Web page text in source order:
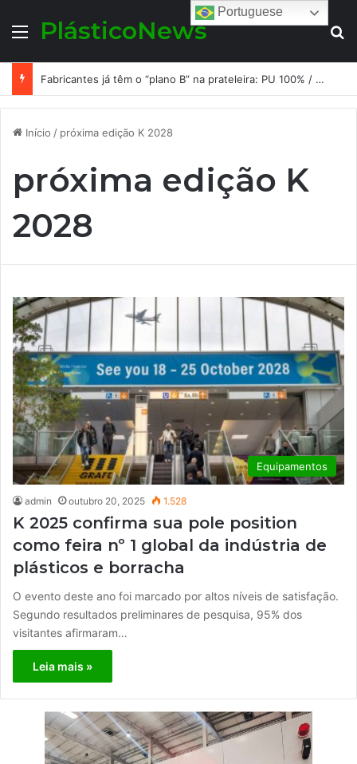
MenuPlásticoNews
Fabricantes já têm o “plano B” na prateleira: PU 100% / NC-free existe, mas ainda é pouco usado: a hora é transformar isso em projeto de resiliência
Início / próxima edição K 2028
próxima edição K
2028
Equipamentos
admin outubro 20, 2025 1.528
K 2025 confirma sua pole position
como feira nº 1 global da indústria de
plásticos e borracha
O evento deste ano foi marcado por altos níveis de satisfação.
Segundo resultados preliminares de pesquisa, 95% dos
visitantes afirmaram…
Leia mais »
Portuguese